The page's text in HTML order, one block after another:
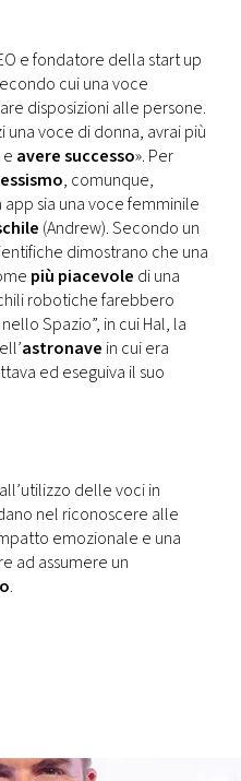
e fondatore della start up
cui una voce
disposizioni alle persone.
una voce di donna, avrai più
avere successo». Per
, comunque,
sia una voce femminile
(Andrew). Secondo un
dimostrano che una
più piacevole di una
robotiche farebbero
Spazio”, in cui Hal, la
astronave in cui era
ed eseguiva il suo
delle voci in
nel riconoscere alle
emozionale e una
ad assumere un
.